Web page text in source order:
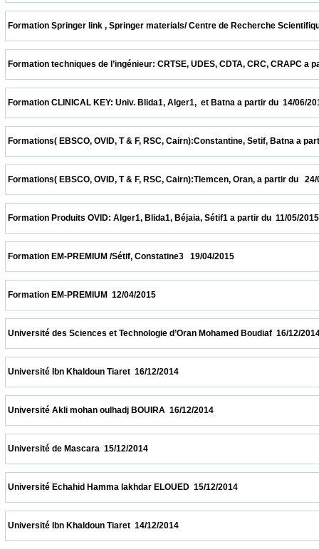
Formation Springer link , Springer materials/ Centre de Recherche
Formation techniques de l’ingénieur: CRTSE, UDES, CDTA, CRC,
Formation CLINICAL KEY: Univ. Blida1, Alger1,  et Batna a partir
Formations( EBSCO, OVID, T & F, RSC, Cairn):Constantine, Setif,
Formations( EBSCO, OVID, T & F, RSC, Cairn):Tlemcen, Oran, a
Formation Produits OVID: Alger1, Blida1, Béjaia, Sétif1 a partir
Formation EM-PREMIUM /Sétif, Constatine3   19/04/2015
Formation EM-PREMIUM  12/04/2015
Université des Sciences et Technologie d’Oran Mohamed
Université Ibn Khaldoun Tiaret  16/12/2014
Université Akli mohan oulhadj BOUIRA  16/12/2014
Université de Mascara  15/12/2014
Université Echahid Hamma lakhdar ELOUED  15/12/2014
Université Ibn Khaldoun Tiaret  14/12/2014